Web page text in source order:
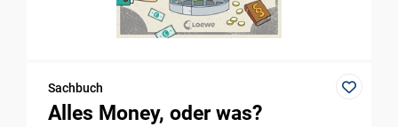
Sachbuch
Alles Money, oder was?